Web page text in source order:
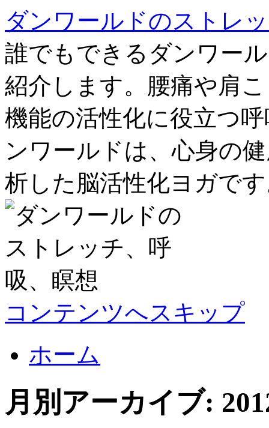
ダンワールドのストレ
誰でもできるダンワー
紹介します。腰痛や肩
機能の活性化に役立つ
ンワールドは、心身の
析した脳活性化ヨガで
コンテンツへスキップ
ホーム
月別アーカイブ: